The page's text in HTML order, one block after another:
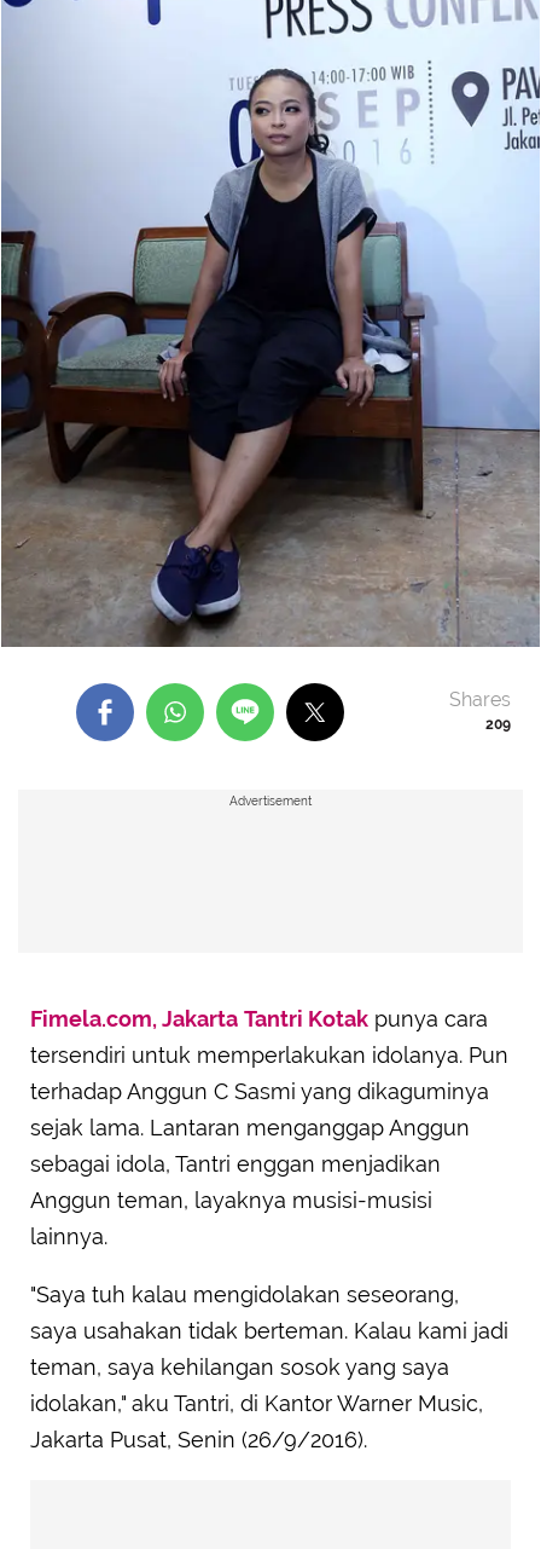
209
Shares
Advertisement
Fimela.com, Jakarta Tantri Kotak punya cara
tersendiri untuk memperlakukan idolanya. Pun
terhadap Anggun C Sasmi yang dikaguminya
sejak lama. Lantaran menganggap Anggun
sebagai idola, Tantri enggan menjadikan
Anggun teman, layaknya musisi-musisi
lainnya.
"Saya tuh kalau mengidolakan seseorang,
saya usahakan tidak berteman. Kalau kami jadi
teman, saya kehilangan sosok yang saya
idolakan," aku Tantri, di Kantor Warner Music,
Jakarta Pusat, Senin (26/9/2016).